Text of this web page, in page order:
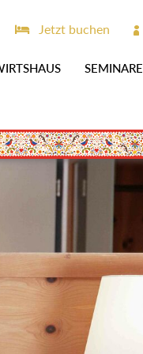
SEMINARE
Jetzt buchen